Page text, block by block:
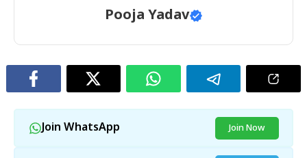
Pooja Yadav
Join WhatsApp Join Now